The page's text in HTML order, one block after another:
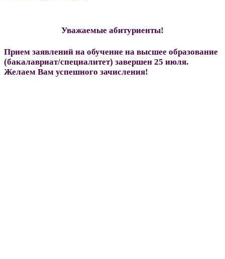
Уважаемые абитуриенты!
Прием заявлений на обучение на высшее образование
(бакалавриат/специалитет) завершен 25 июля.
Желаем Вам успешного зачисления!